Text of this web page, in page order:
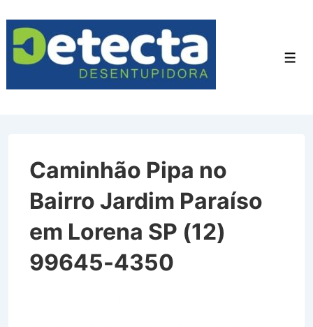
para
Conteúdo
Caminhão Pipa no
Bairro Jardim Paraíso
em Lorena SP (12)
99645-4350